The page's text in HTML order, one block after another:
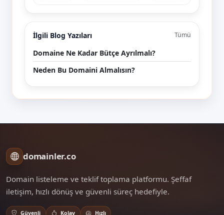
İlgili Blog Yazıları Tümü
Domaine Ne Kadar Bütçe Ayrılmalı?
Neden Bu Domaini Almalısın?
domainler.co
Domain listeleme ve teklif toplama platformu. Şeffaf
iletişim, hızlı dönüş ve güvenli süreç hedefiyle.
Güvenli Kolay Hızlı